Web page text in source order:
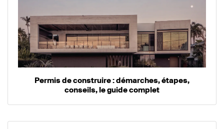
Permis de construire : démarches, étapes,
conseils, le guide complet